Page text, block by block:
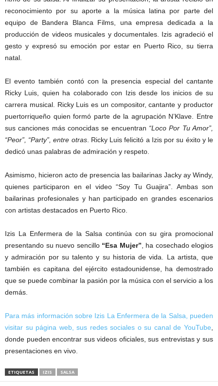
reconocimiento por su aporte a la música latina por parte del
equipo de Bandera Blanca Films, una empresa dedicada a la
producción de videos musicales y documentales. Izis agradeció el
gesto y expresó su emoción por estar en Puerto Rico, su tierra
natal.
El evento también contó con la presencia especial del cantante
Ricky Luis, quien ha colaborado con Izis desde los inicios de su
carrera musical. Ricky Luis es un compositor, cantante y productor
puertorriqueño quien formó parte de la agrupación N’Klave. Entre
sus canciones más conocidas se encuentran “Loco Por Tu Amor”,
“Peor”, “Party”, entre otras. Ricky Luis felicitó a Izis por su éxito y le
dedicó unas palabras de admiración y respeto.
Asimismo, hicieron acto de presencia las bailarinas Jacky ay Windy,
quienes participaron en el video “Soy Tu Guajira”. Ambas son
bailarinas profesionales y han participado en grandes escenarios
con artistas destacados en Puerto Rico.
Izis La Enfermera de la Salsa continúa con su gira promocional
presentando su nuevo sencillo “Esa Mujer”, ha cosechado elogios
y admiración por su talento y su historia de vida. La artista, que
también es capitana del ejército estadounidense, ha demostrado
que se puede combinar la pasión por la música con el servicio a los
demás.
Para más información sobre Izis La Enfermera de la Salsa, pueden
visitar su página web, sus redes sociales o su canal de YouTube,
donde pueden encontrar sus videos oficiales, sus entrevistas y sus
presentaciones en vivo.
ETIQUETAS IZIS SALSA